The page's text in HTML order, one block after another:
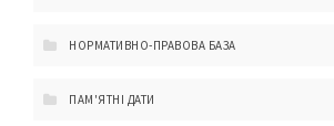
НОРМАТИВНО-ПРАВОВА БАЗА
ПАМ'ЯТНІ ДАТИ